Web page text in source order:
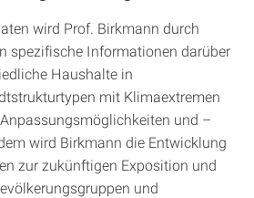
wird Prof. Birkmann durch
spezifische Informationen darüber
Haushalte in
mit Klimaextremen
und –
wird Birkmann die Entwicklung
zur zukünftigen Exposition und
und